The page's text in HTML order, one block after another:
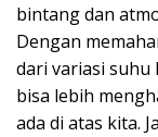
bintang dan
Dengan
dari variasi
bisa lebih
ada di atas kita.